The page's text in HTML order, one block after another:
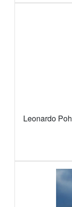
Leonardo